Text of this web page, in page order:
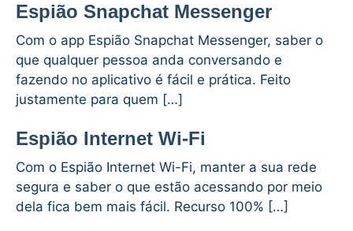
Espião Snapchat Messenger
Com o app Espião Snapchat Messenger, saber o
que qualquer pessoa anda conversando e
fazendo no aplicativo é fácil e prática. Feito
justamente para quem […]
Espião Internet Wi-Fi
Com o Espião Internet Wi-Fi, manter a sua rede
segura e saber o que estão acessando por meio
dela fica bem mais fácil. Recurso 100% […]